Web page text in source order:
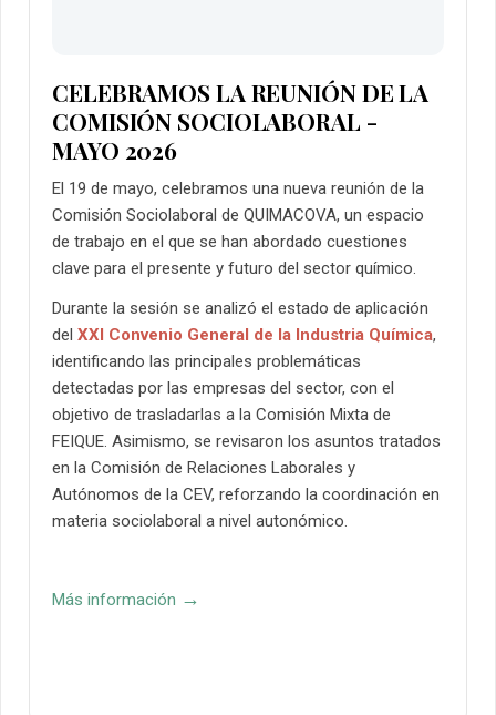
CELEBRAMOS LA REUNIÓN DE LA
COMISIÓN SOCIOLABORAL -
MAYO 2026
El 19 de mayo, celebramos una nueva reunión de la
Comisión Sociolaboral de QUIMACOVA, un espacio
de trabajo en el que se han abordado cuestiones
clave para el presente y futuro del sector químico.
Durante la sesión se analizó el estado de aplicación
del XXI Convenio General de la Industria Química,
identificando las principales problemáticas
detectadas por las empresas del sector, con el
objetivo de trasladarlas a la Comisión Mixta de
FEIQUE. Asimismo, se revisaron los asuntos tratados
en la Comisión de Relaciones Laborales y
Autónomos de la CEV, reforzando la coordinación en
materia sociolaboral a nivel autonómico.
Más información →